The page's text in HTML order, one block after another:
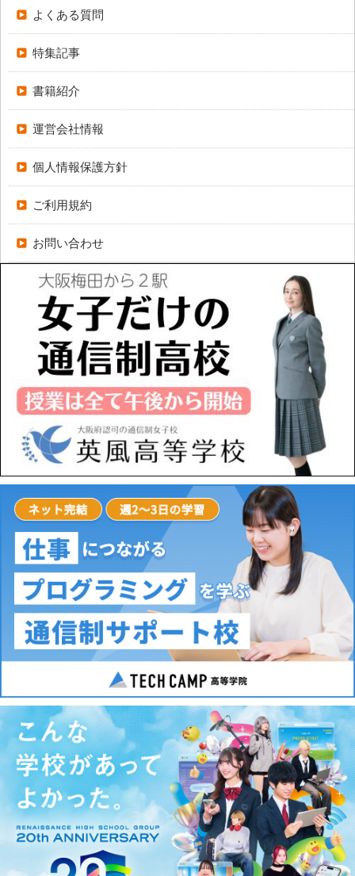
よくある質問
特集記事
書籍紹介
運営会社情報
個人情報保護方針
ご利用規約
お問い合わせ